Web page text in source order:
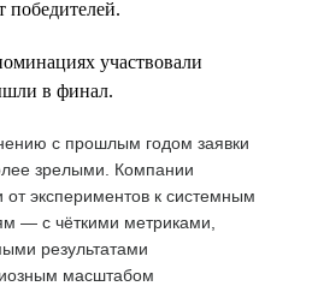
победителей.
участвовали
в финал.
с прошлым годом заявки
зрелыми. Компании
от экспериментов к системным
— с чёткими метриками,
результатами
масштабом